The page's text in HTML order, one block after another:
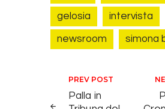
gelosia intervista
newsroom simona
Navigazione
PREV POST
Palla in